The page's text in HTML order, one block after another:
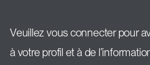
Veuillez vous connecter pour
à votre profil et à de